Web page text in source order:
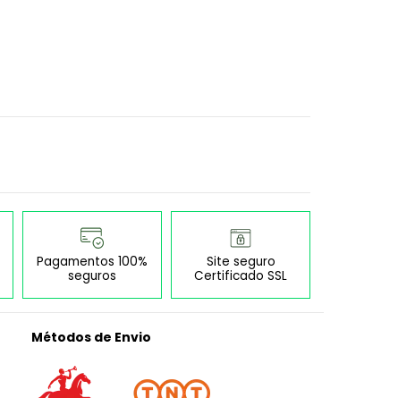
Pagamentos 100%
seguros
Site seguro
Certificado SSL
Métodos de Envio